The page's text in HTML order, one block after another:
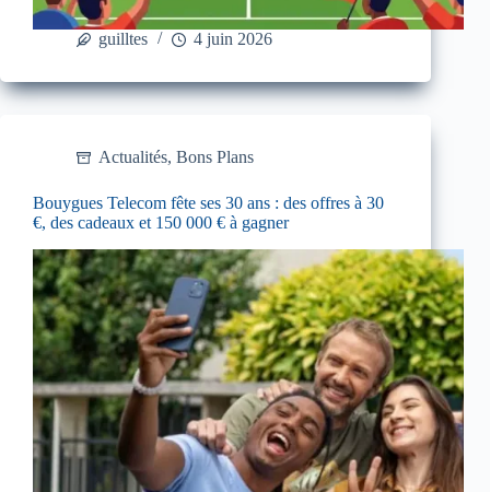
guilltes 4 juin 2026
Actualités, Bons Plans
Bouygues Telecom fête ses 30 ans : des offres à 30
€, des cadeaux et 150 000 € à gagner